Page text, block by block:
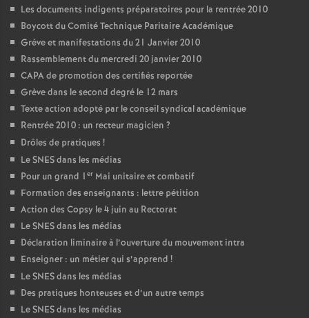
Les documents indigents préparatoires pour la rentrée 2010
Boycott du Comité Technique Paritaire Académique
Grève et manifestations du 21 Janvier 2010
Rassemblement du mercredi 20 janvier 2010
CAPA de promotion des certifiés reportée
Grève dans le second degré le 12 mars
Texte action adopté par le conseil syndical académique
Rentrée 2010 : un recteur magicien ?
Drôles de pratiques !
Le SNES dans les médias
Pour un grand 1 er Mai unitaire et combatif
Formation des enseignants : lettre pétition
Action des Copsy le 4 juin au Rectorat
Le SNES dans les médias
Déclaration liminaire à l’ouverture du mouvement intra
Enseigner : un métier qui s’apprend !
Le SNES dans les médias
Des pratiques honteuses et d’un autre temps
Le SNES dans les médias